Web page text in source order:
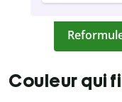
Couleur qui